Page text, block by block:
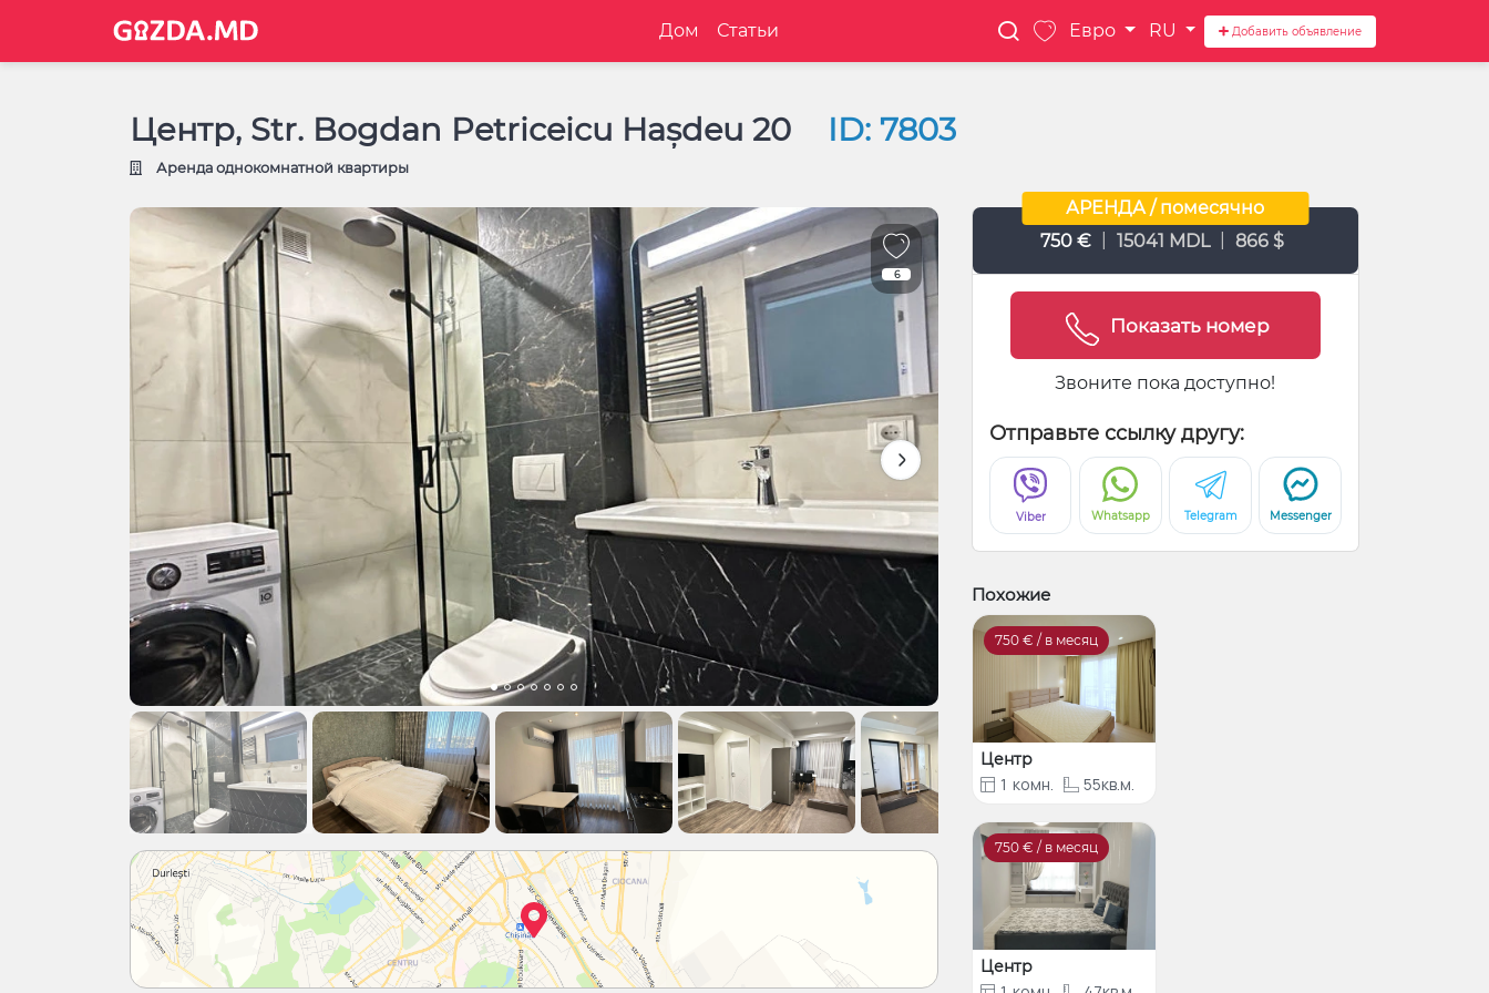
Дом Статьи Евро RU Добавить объявление
Центр, Str. Bogdan Petriceicu Hașdeu 20 ID: 7803
Аренда однокомнатной квартиры
6
АРЕНДА / помесячно
750 €
15041 MDL 866 $
Показать номер
Звоните пока доступно!
Отправьте ссылку другу:
Viber Whatsapp Telegram Messenger
Похожие
750 € / в месяц
Центр
1 комн. 55кв.м.
750 € / в месяц
Центр